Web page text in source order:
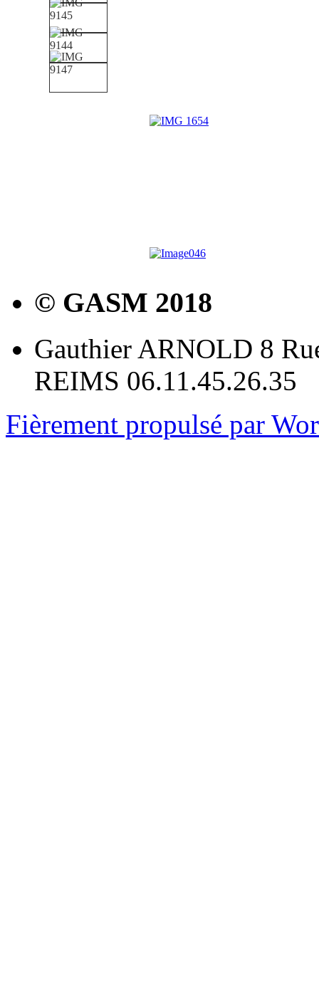
© GASM 2018
Gauthier ARNOLD 8
REIMS 06.11.45.26.35
Fièrement propulsé par